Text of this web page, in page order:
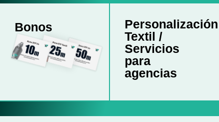
Bonos
Personalización
Textil /
Servicios
para
agencias